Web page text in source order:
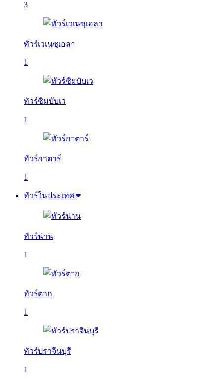
3
ทัวร์เวเนซุเอลา
1
ทัวร์ซิมบับเว
1
ทัวร์กาตาร์
1
ทัวร์ในประเทศ
ทัวร์น่าน
1
ทัวร์ตาก
1
ทัวร์ปราจีนบุรี
1